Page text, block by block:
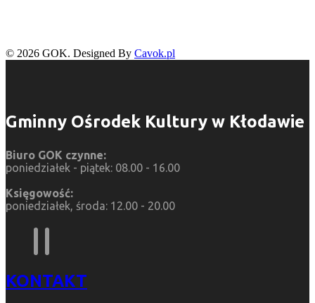
© 2026 GOK. Designed By Cavok.pl
Gminny Ośrodek Kultury w Kłodawie
Biuro GOK czynne:
poniedziałek - piątek: 08.00 - 16.00
Księgowość:
poniedziałek, środa: 12.00 - 20.00
KONTAKT